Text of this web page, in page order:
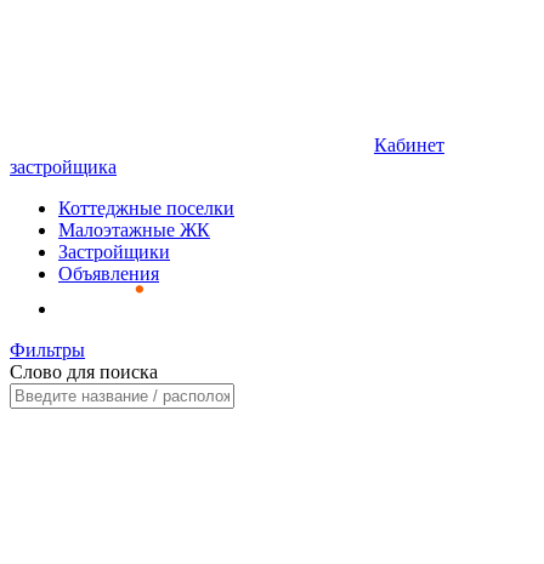
Кабинет
застройщика
Коттеджные поселки
Малоэтажные ЖК
Застройщики
Объявления
Фильтры
Слово для поиска